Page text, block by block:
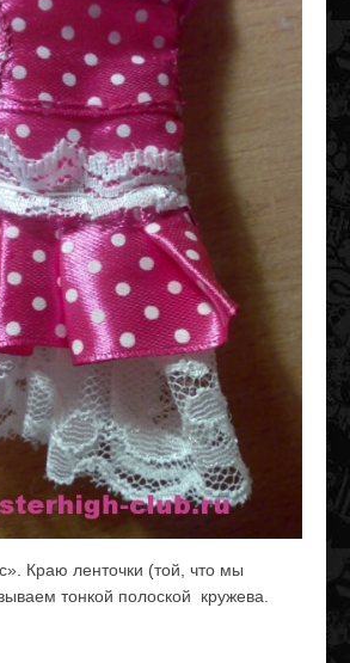
Краю ленточки (той, что мы
тонкой полоской кружева.